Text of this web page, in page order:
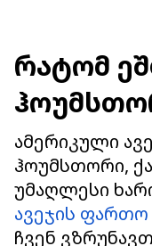
რატომ
ამერიკული
ჰოუმსთორი,
უმაღლესი
ავეჯის ფართო
ჩვენ